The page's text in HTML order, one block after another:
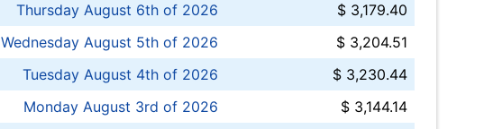
Thursday August 6th of 2026
$ 3,179.40
Wednesday August 5th of 2026
$ 3,204.51
Tuesday August 4th of 2026
$ 3,230.44
Monday August 3rd of 2026
$ 3,144.14